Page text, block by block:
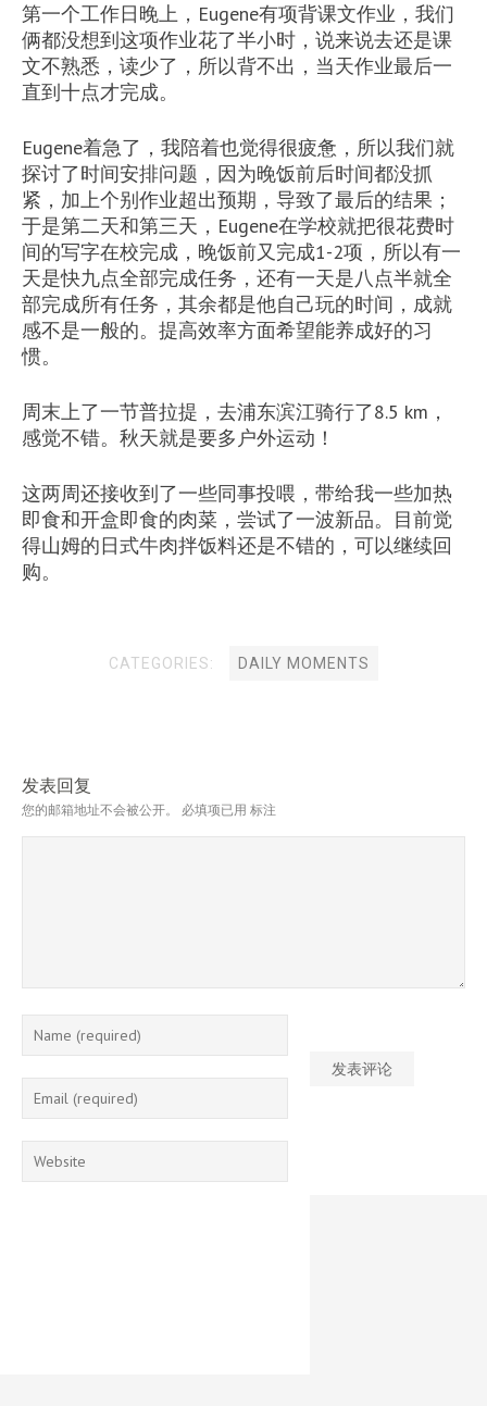
第一个工作日晚上，Eugene有项背课文作业，我们
俩都没想到这项作业花了半小时，说来说去还是课
文不熟悉，读少了，所以背不出，当天作业最后一
直到十点才完成。
Eugene着急了，我陪着也觉得很疲惫，所以我们就
探讨了时间安排问题，因为晚饭前后时间都没抓
紧，加上个别作业超出预期，导致了最后的结果；
于是第二天和第三天，Eugene在学校就把很花费时
间的写字在校完成，晚饭前又完成1-2项，所以有一
天是快九点全部完成任务，还有一天是八点半就全
部完成所有任务，其余都是他自己玩的时间，成就
感不是一般的。提高效率方面希望能养成好的习
惯。
周末上了一节普拉提，去浦东滨江骑行了8.5 km，
感觉不错。秋天就是要多户外运动！
这两周还接收到了一些同事投喂，带给我一些加热
即食和开盒即食的肉菜，尝试了一波新品。目前觉
得山姆的日式牛肉拌饭料还是不错的，可以继续回
购。
CATEGORIES: DAILY MOMENTS
发表回复
您的邮箱地址不会被公开。 必填项已用 标注